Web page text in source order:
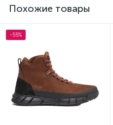
Похожие товары
-55%